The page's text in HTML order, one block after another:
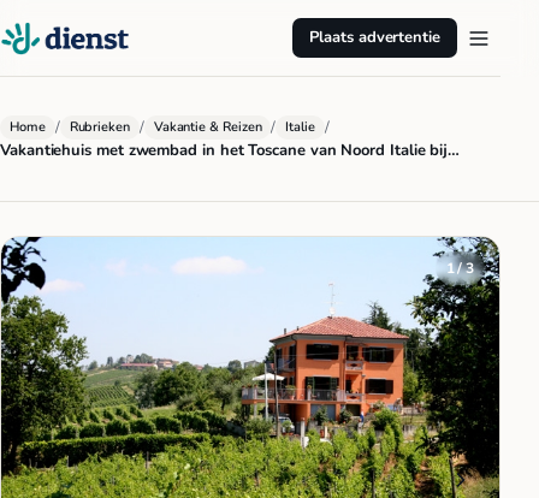
Plaats advertentie
Home / Rubrieken / Vakantie & Reizen / Italie /
Vakantiehuis met zwembad in het Toscane van Noord Italie bij…
1 / 3